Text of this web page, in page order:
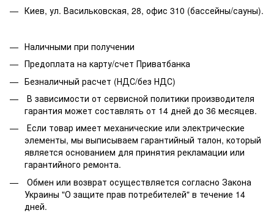
Киев, ул. Васильковская, 28, офис 310 (бассейны/сауны).
Наличными при получении
Предоплата на карту/счет Приватбанка
Безналичный расчет (НДС/без НДС)
В зависимости от сервисной политики производителя
гарантия может составлять от 14 дней до 36 месяцев.
Если товар имеет механические или электрические
элементы, мы выписываем гарантийный талон, который
является основанием для принятия рекламации или
гарантийного ремонта.
Обмен или возврат осуществляется согласно Закона
Украины "О защите прав потребителей" в течение 14
дней.